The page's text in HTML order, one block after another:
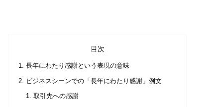
目次
長年にわたり感謝という表現の意味
ビジネスシーンでの「長年にわたり感謝」例文
取引先への感謝